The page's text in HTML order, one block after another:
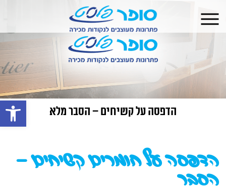
הדפסה על קשיחים – הסבר מלא
הדפסה על חומרים קשיחים –
הסבר